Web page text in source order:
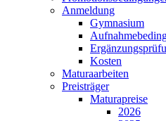
Anmeldung
Gymnasium
Kosten
Maturaarbeiten
Preisträger
Maturapreise
2026